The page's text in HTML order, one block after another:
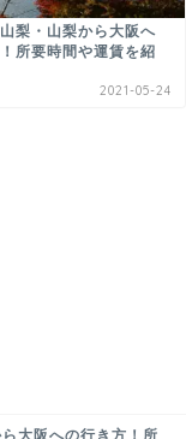
梨・山梨から大阪へ
所要時間や運賃を紹
2021-05-24